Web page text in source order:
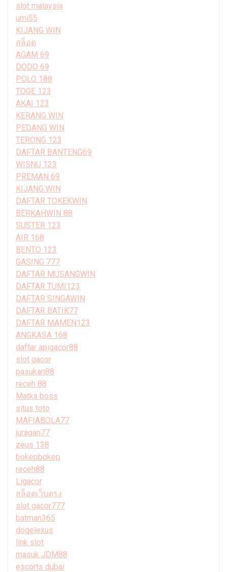
slot malaysia
umi55
KIJANG WIN
สล็อต
AGAM 69
DODO 69
POLO 188
TOGE 123
AKAI 123
KERANG WIN
PEDANG WIN
TERONG 123
DAFTAR BANTENG69
WISNU 123
PREMAN 69
KIJANG WIN
DAFTAR TOKEKWIN
BERKAHWIN 88
SUSTER 123
AIR 168
BENTO 123
GASING 777
DAFTAR MUSANGWIN
DAFTAR TUMI123
DAFTAR SINGAWIN
DAFTAR BATIK77
DAFTAR MAMEN123
ANGKASA 168
daftar apigacor88
slot gacor
pasukan88
receh 88
Matka boss
situs toto
MAFIABOLA77
juragan77
zeus 138
bokepbokep
receh88
Ligacor
สล็อตเว็บตรง
slot gacor777
batman365
dogelexus
link slot
masuk JDM88
escorts dubai